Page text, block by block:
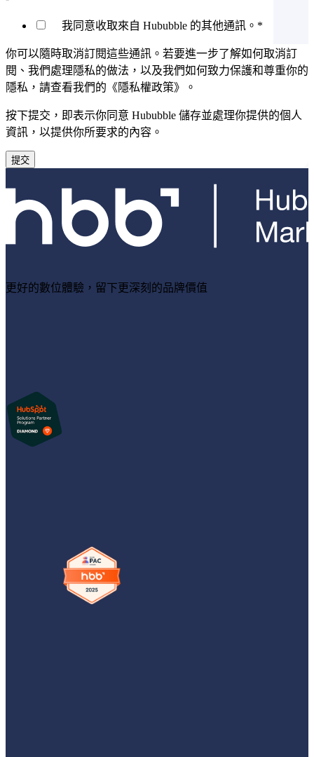
我同意收取來自 Hububble 的其他通訊。 *
你可以隨時取消訂閱這些通訊。若要進一步了解如何取消訂
閱、我們處理隱私的做法，以及我們如何致力保護和尊重你的
隱私，請查看我們的《隱私權政策》。
按下提交，即表示你同意 Hububble 儲存並處理你提供的個人
資訊，以提供你所要求的內容。
更好的數位體驗，留下更深刻的品牌價值